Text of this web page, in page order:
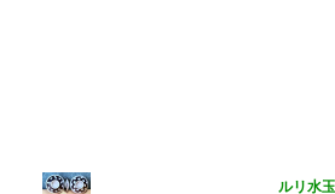
ルリ水